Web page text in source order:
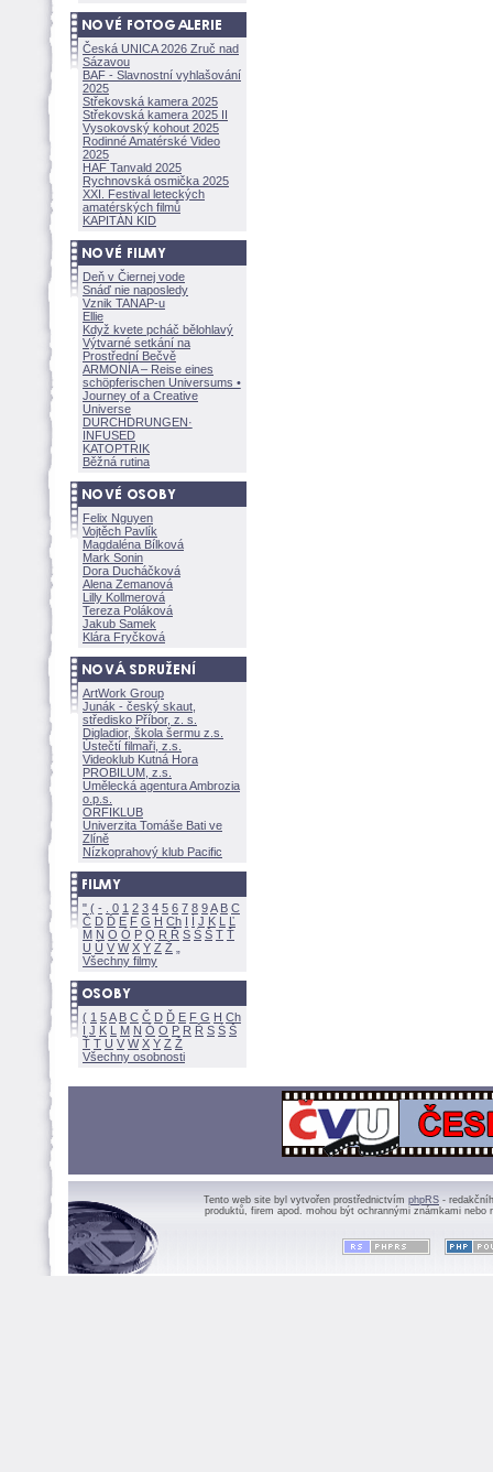
Česká UNICA 2026 Zruč nad
Sázavou
BAF - Slavnostní vyhlašování
2025
Střekovská kamera 2025
Střekovská kamera 2025 II
Vysokovský kohout 2025
Rodinné Amatérské Video
2025
HAF Tanvald 2025
Rychnovská osmička 2025
XXI. Festival leteckých
amatérských filmů
KAPITÁN KID
Deň v Čiernej vode
Snáď nie naposledy
Vznik TANAP-u
Ellie
Když kvete pcháč bělohlavý
Výtvarné setkání na
Prostřední Bečvě
ARMONÍA – Reise eines
schöpferischen Universums •
Journey of a Creative
Universe
DURCHDRUNGEN·
INFUSED
KATOPTRIK
Běžná rutina
Felix Nguyen
Vojtěch Pavlík
Magdaléna Bílkov
Mark Sonin
Dora Ducháčkov
Alena Zemanov
Lilly Kollmerov
Tereza Polákov
Jakub Samek
Klára Fryčkov
ArtWork Group
Junák - český skaut,
středisko Příbor, z. s.
Digladior, škola šermu z.s.
Ústečtí filmaři, z.s.
Videoklub Kutná Hora
PROBILUM, z.s.
Umělecká agentura Ambrozia
o.p.s.
ORFIKLUB
Univerzita Tomáše Bati ve
Zlíně
Nízkoprahový klub Pacific
" ( - 0 1 2 3 4 5 6 7 8 9A B C
Č D Ď E F G H Ch I Í J K L
Ľ
M N O Ó P Q R Ř S Ś T Ť
U Ú V W X Y Z
Všechny filmy
( 1 5A B C Č D Ď E F G H Ch
I J K L M N Ó O P R Ř S Ś
Ť T U V W X Y Z
Všechny osobnosti
Tento web site byl vytvořen prostřednictvím phpRS -
produktů, firem apod. mohou být ochrannými známkami